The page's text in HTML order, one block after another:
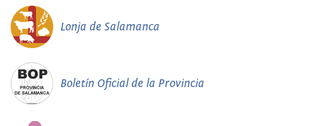
Lonja de Salamanca
Boletín Oficial de la Provincia